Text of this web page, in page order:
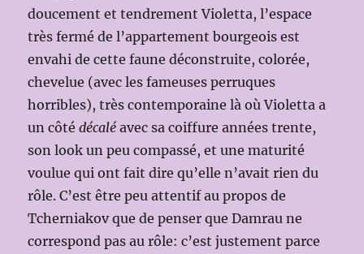
doucement et tendrement Violetta, l’espace
très fermé de l’appartement bourgeois est
envahi de cette faune déconstruite, colorée,
chevelue (avec les fameuses perruques
horribles), très contemporaine là où Violetta a
un côtédécalé avec sa coiffure années trente,
son look un peu compassé, et une maturité
voulue qui ont fait dire qu’elle n’avait rien du
rôle. C’est être peu attentif au propos de
Tcherniakov que de penser que Damrau ne
correspond pas au rôle: c’est justement parce